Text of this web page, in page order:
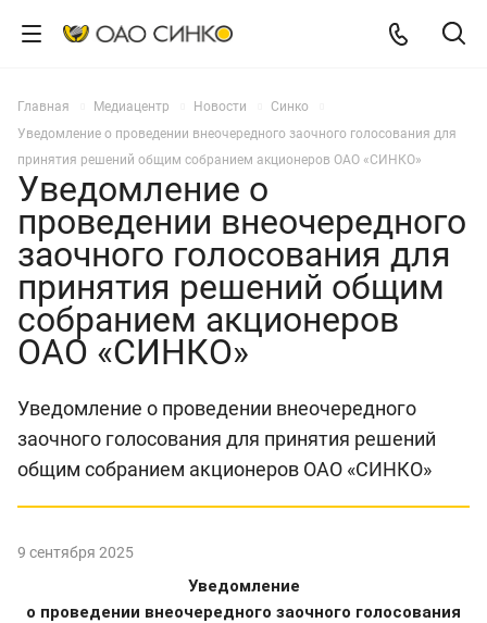
Главная Медиацентр Новости
Синко
Уведомление о проведении внеочередного заочного голосования для
принятия решений общим собранием акционеров ОАО «СИНКО»
Уведомление о
проведении внеочередного
заочного голосования для
принятия решений общим
собранием акционеров
ОАО «СИНКО»
Уведомление о проведении внеочередного
заочного голосования для принятия решений
общим собранием акционеров ОАО «СИНКО»
9 сентября 2025
Уведомление
о проведении внеочередного заочного голосования